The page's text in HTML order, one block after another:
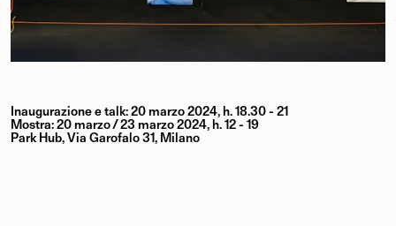
Inaugurazione e talk: 20 marzo 2024, h. 18.30 - 21
Mostra: 20 marzo / 23 marzo 2024, h. 12 - 19
Park Hub, Via Garofalo 31, Milano